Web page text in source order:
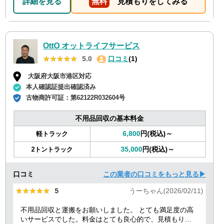
OttO オットライフサービス
★★★★★
★★★★★ 5.0 口コミ (1)
大阪府大阪市港区対応
本人確認証提出確認済み
古物商許可証：第62122R032604号
不用品回収の基本料金
軽トラック 6,800円(税込)～
2トントラック 35,000円(税込)～
口コミ この業者の口コミをもっと見る▶
★★★★★
★★★★★ 5 うーちゃん(2026/02/11)
不用品回収と運搬をお願いしました。 とても満足度の高
いサービスでした。料金はとても良心的で、見積もりか